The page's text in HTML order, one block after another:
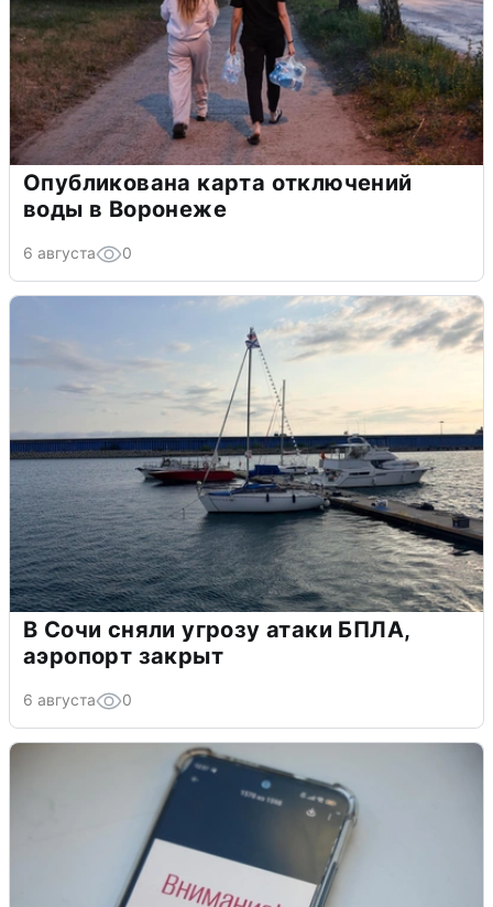
Опубликована карта отключений
воды в Воронеже
6 августа 0
В Сочи сняли угрозу атаки БПЛА,
аэропорт закрыт
6 августа 0